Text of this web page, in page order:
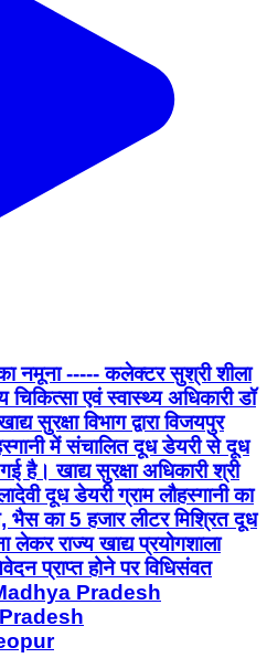
नमूना ----- कलेक्टर सुश्री शीला
चिकित्सा एवं स्वास्थ्य अधिकारी डॉ
सुरक्षा विभाग द्वारा विजयपुर
में संचालित दूध डेयरी से दूध
है। खाद्य सुरक्षा अधिकारी श्री
दूध डेयरी ग्राम लौहस्गानी का
भैस का 5 हजार लीटर मिश्रित दूध
लेकर राज्य खाद्य प्रयोगशाला
प्राप्त होने पर विधिसंवत
Madhya Pradesh